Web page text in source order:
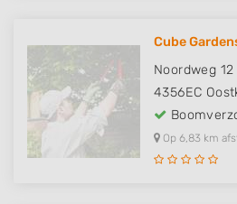
Cube
Noordweg 12
4356EC
Op 6,83 km